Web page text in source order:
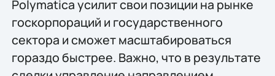
Polymatica усилит свои позиции на рынке
госкорпораций и государственного
сектора и сможет масштабироваться
гораздо быстрее. Важно, что в результате